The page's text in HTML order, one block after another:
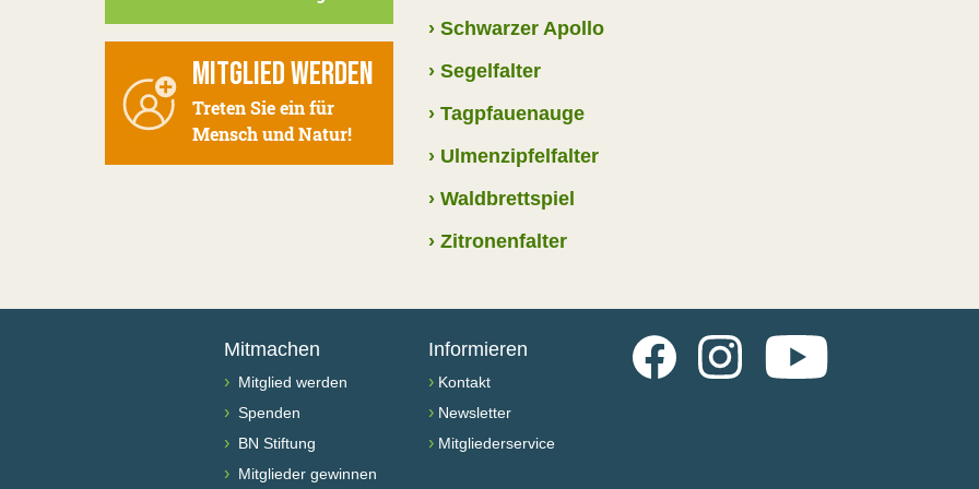
› Schwarzer Apollo
› Segelfalter
› Tagpfauenauge
› Ulmenzipfelfalter
› Waldbrettspiel
› Zitronenfalter
MITGLIED WERDEN
Treten Sie ein für
Mensch und Natur!
Mitmachen
› Mitglied werden
› Spenden
› BN Stiftung
› Mitglieder gewinnen
Informieren
› Kontakt
› Newsletter
› Mitgliederservice
FacebookInstagramYouTube